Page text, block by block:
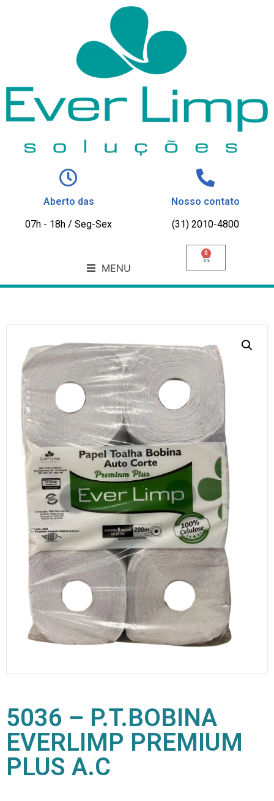
Aberto das
07h - 18h / Seg-Sex
Nosso contato
(31) 2010-4800
MENU
0
5036 – P.T.BOBINA
EVERLIMP PREMIUM
PLUS A.C